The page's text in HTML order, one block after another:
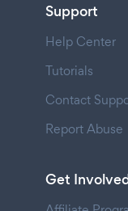
Support
Help Center
Tutorials
Contact
Report Abuse
Get